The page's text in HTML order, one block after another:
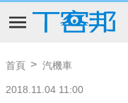
首頁 汽機車
2018.11.04 11:00